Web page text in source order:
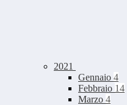
2021
Gennaio 4
Febbraio 14
Marzo 4